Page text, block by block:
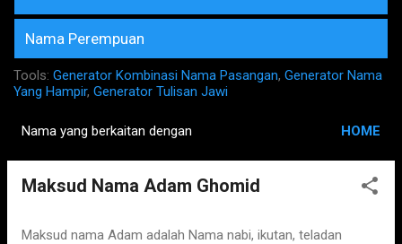
Nama Perempuan
Tools: Generator Kombinasi Nama Pasangan, Generator Nama
Yang Hampir, Generator Tulisan Jawi
o
Nama yang berkaitan dengan HOME
Maksud Nama Adam Ghomid
Maksud nama Adam adalah Nama nabi, ikutan, teladan